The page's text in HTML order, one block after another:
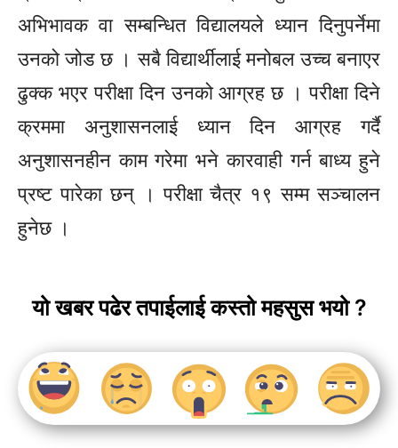
अभिभावक वा सम्बन्धित विद्यालयले ध्यान दिनुपर्नेमा
उनको जोड छ । सबै विद्यार्थीलाईमनोबलउच्च बनाएर
ढुक्क भएर परीक्षा दिन उनको आग्रह छ । परीक्षा दिने
क्रममा अनुशासनलाईध्यान दिन आग्रह गर्दै
अनुशासनहीन काम गरेमा भने कारवाही गर्न बाध्य हुने
प्रष्ट पारेका छन् । परीक्षा चैत्र १९ सम्म सञ्चालन
हुनेछ ।
यो खबर पढेर तपाईलाई कस्तो महसुस भयो ?